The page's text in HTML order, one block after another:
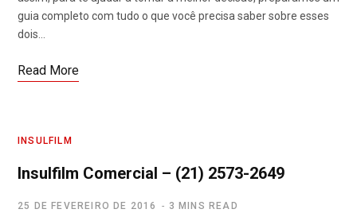
guia completo com tudo o que você precisa saber sobre esses
dois…
Read More
INSULFILM
Insulfilm Comercial – (21) 2573-2649
25 DE FEVEREIRO DE 2016 3 MINS READ